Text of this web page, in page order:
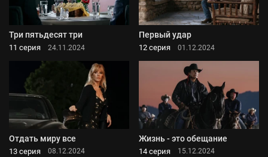
Три пятьдесят три
11 серия 24.11.2024
Первый удар
12 серия 01.12.2024
Отдать миру все
13 серия 08.12.2024
Жизнь - это обещание
14 серия 15.12.2024